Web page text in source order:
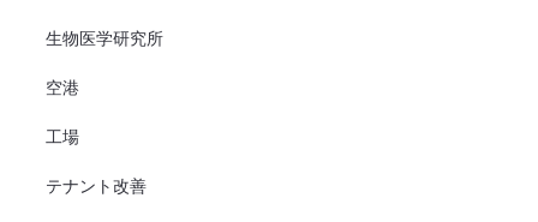
生物医学研究所
空港
工場
テナント改善